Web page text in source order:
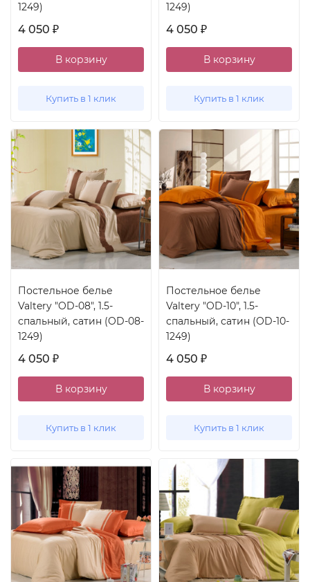
1249)
4 050 ₽
В корзину
Купить в 1 клик
1249)
4 050 ₽
В корзину
Купить в 1 клик
Постельное белье
Valtery "OD-08", 1.5-
спальный, сатин (OD-08-
1249)
4 050 ₽
В корзину
Купить в 1 клик
Постельное белье
Valtery "OD-10", 1.5-
спальный, сатин (OD-10-
1249)
4 050 ₽
В корзину
Купить в 1 клик